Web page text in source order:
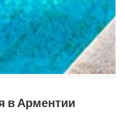
в Арментии